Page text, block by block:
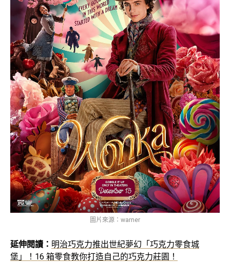
圖片來源：warner
延伸閱讀： 明治巧克力推出世紀夢幻「巧克力零食城
堡」！16 箱零食教你打造自己的巧克力莊園！